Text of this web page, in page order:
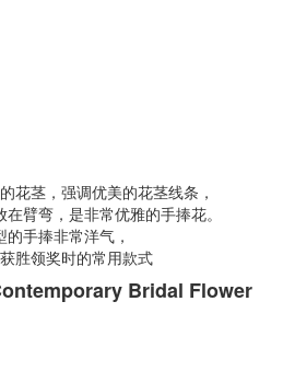
花茎，强调优美的花茎线条，
臂弯，是非常优雅的手捧花。
的手捧非常洋气，
胜领奖时的常用款式
Bridal Flower